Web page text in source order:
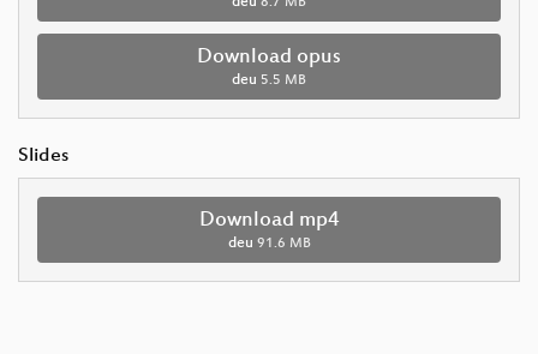
Download opus
deu 5.5 MB
Slides
Download mp4
deu 91.6 MB